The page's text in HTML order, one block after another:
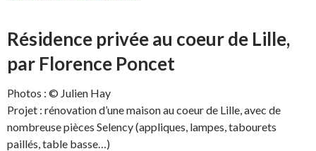
Résidence privée au coeur de Lille,
par Florence Poncet
Photos : © Julien Hay
Projet : rénovation d’une maison au coeur de Lille, avec de
nombreuse pièces Selency (appliques, lampes, tabourets
paillés, table basse…)